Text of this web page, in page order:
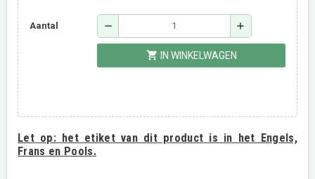
Aantal remove add
shopping_cart IN WINKELWAGEN
Let op:het etiket van dit product is in het Engels,
Frans en Pools.